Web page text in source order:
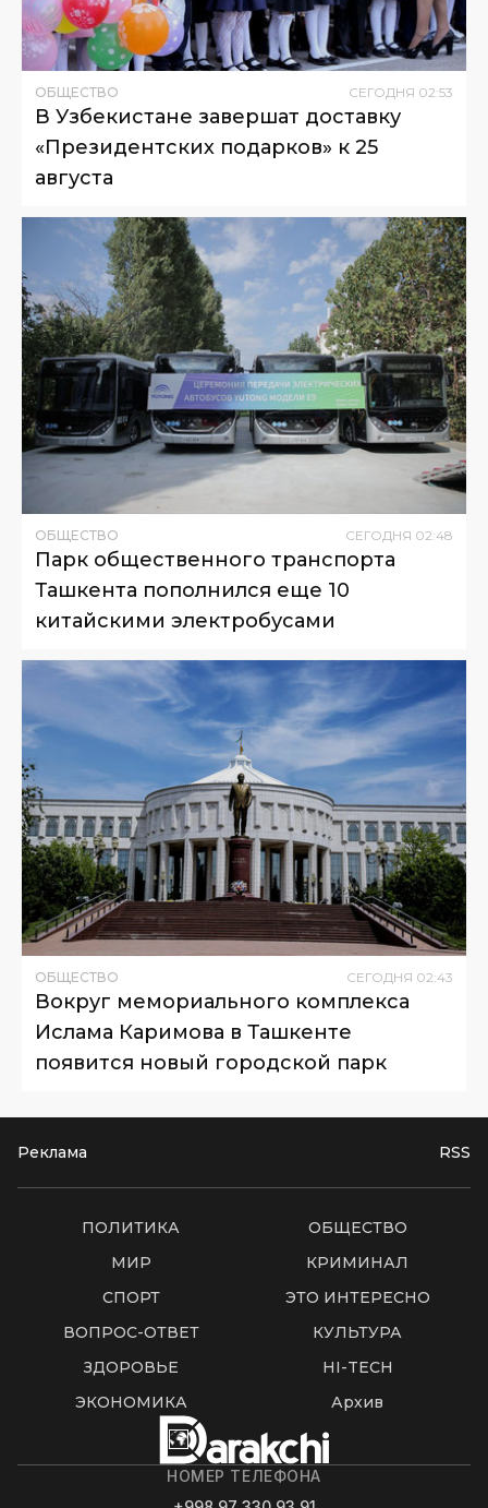
ОБЩЕСТВО СЕГОДНЯ 02:53
В Узбекистане завершат доставку
«Президентских подарков» к 25
августа
ОБЩЕСТВО СЕГОДНЯ 02:48
Парк общественного транспорта
Ташкента пополнился еще 10
китайскими электробусами
ОБЩЕСТВО СЕГОДНЯ 02:43
Вокруг мемориального комплекса
Ислама Каримова в Ташкенте
появится новый городской парк
Реклама RSS
ПОЛИТИКА
ОБЩЕСТВО
МИР
КРИМИНАЛ
СПОРТ
ЭТО ИНТЕРЕСНО
ВОПРОС-ОТВЕТ
КУЛЬТУРА
ЗДОРОВЬЕ
HI-TECH
ЭКОНОМИКА
Архив
НОМЕР ТЕЛЕФОНА